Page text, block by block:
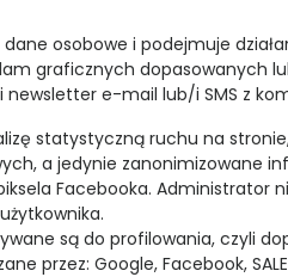
osobowe i podejmuje
graficznych dopasowanych
newsletter e-mail lub/i SMS z
statystyczną ruchu na
a jedynie zanonimizowane
Facebooka. Administrator
są do profilowania, czyli
przez: Google, Facebook,